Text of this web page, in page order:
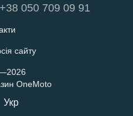
+38 050 709 09 91
сайту
OneMoto
Укр